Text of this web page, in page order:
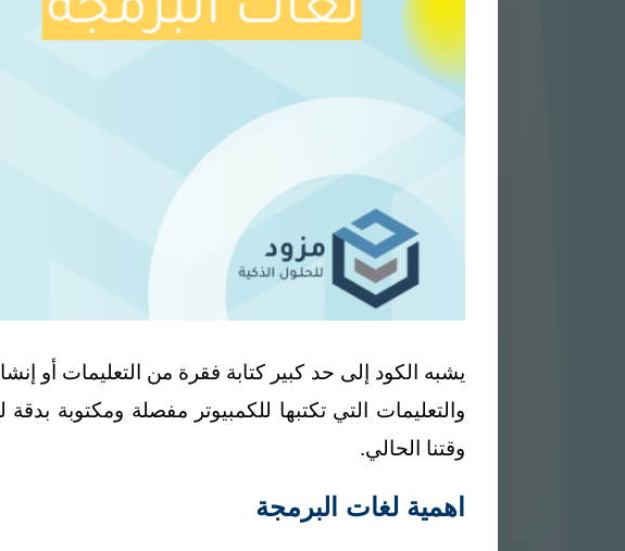
يشبه الكود إلى حد كبير كتابة فقرة من التعليمات أو
والتعليمات التي تكتبها للكمبيوتر مفصلة ومكتوبة
وقتنا الحالي.
اهمية لغات البرمجة